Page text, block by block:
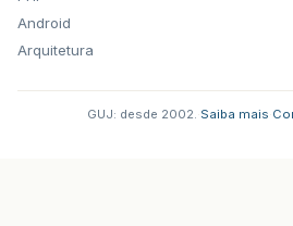
Android
Arquitetura
GUJ: desde 2002. Saiba mais